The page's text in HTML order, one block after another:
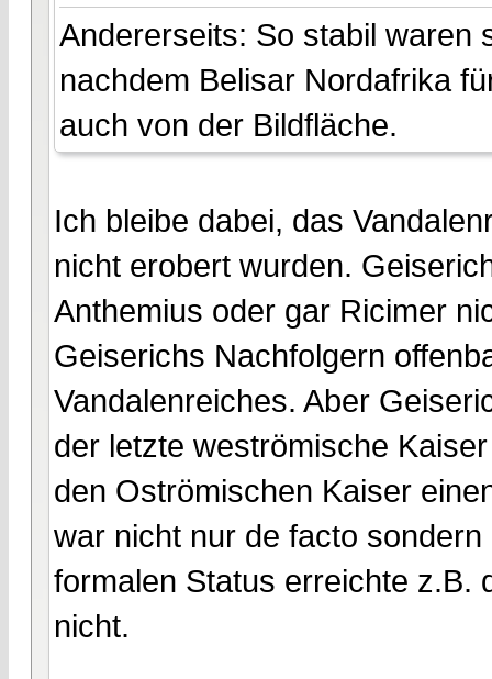
Andererseits: So stabil waren
nachdem Belisar Nordafrika
auch von der Bildfläche.
Ich bleibe dabei, das
nicht erobert wurden.
Anthemius oder gar Ricimer
Geiserichs Nachfolgern
Vandalenreiches. Aber
der letzte weströmische
den Oströmischen Kaiser
war nicht nur de facto
formalen Status erreichte z.B.
nicht.